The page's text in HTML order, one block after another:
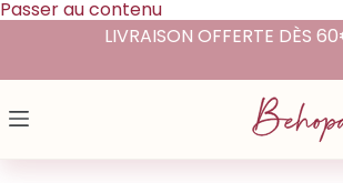
Passer au contenu
LIVRAISON OFFERTE DÈS